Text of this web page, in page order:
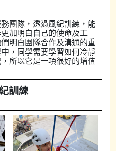
團隊，透過風紀訓練，能
加明白自己的使命及工
明白團隊合作及溝通的重
，同學需要學習如何冷靜
所以它是一項很好的增值
訓練